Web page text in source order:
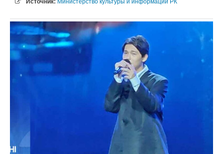
Источник: Министерство культуры и информации РК